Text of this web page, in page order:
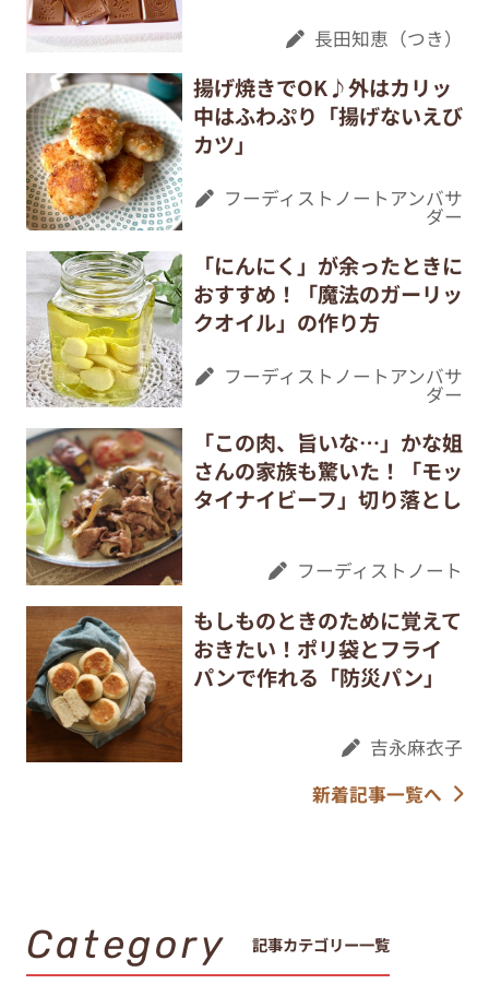
長田知恵（つき）
揚げ焼きでOK♪外はカリッ
中はふわぷり「揚げないえび
カツ」
フーディストノートアンバサ
ダー
「にんにく」が余ったときに
おすすめ！「魔法のガーリッ
クオイル」の作り方
フーディストノートアンバサ
ダー
「この肉、旨いな…」かな姐
さんの家族も驚いた！「モッ
タイナイビーフ」切り落とし
フーディストノート
もしものときのために覚えて
おきたい！ポリ袋とフライ
パンで作れる「防災パン」
吉永麻衣子
新着記事一覧へ
Category 記事カテゴリー一覧